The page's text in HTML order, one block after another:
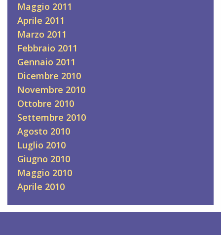
Maggio 2011
Aprile 2011
Marzo 2011
Febbraio 2011
Gennaio 2011
Dicembre 2010
Novembre 2010
Ottobre 2010
Settembre 2010
Agosto 2010
Luglio 2010
Giugno 2010
Maggio 2010
Aprile 2010